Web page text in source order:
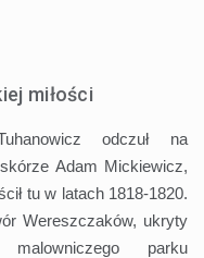
miłości
odczuł na
skórze Adam Mickiewicz,
tu w latach 1818-1820.
Wereszczaków, ukryty
malowniczego parku